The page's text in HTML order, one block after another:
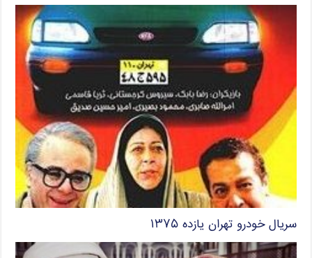
سریال خودرو تهران یازده ۱۳۷۵